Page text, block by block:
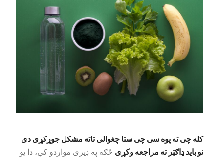
کله چی ته پوه سی چی ستا چغوالی تاته مشکل جوړکړی دی
نو باید ډاګټر ته مراجعه وکړی ځګه په ډیری مواردو کې، دا یو